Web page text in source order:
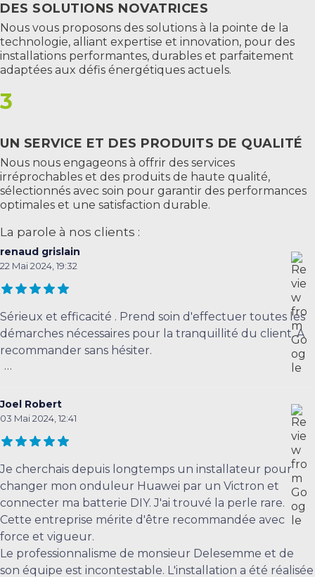
DES SOLUTIONS NOVATRICES
Nous vous proposons des solutions à la pointe de la
technologie, alliant expertise et innovation, pour des
installations performantes, durables et parfaitement
adaptées aux défis énergétiques actuels.
3
UN SERVICE ET DES PRODUITS DE QUALITÉ
Nous nous engageons à offrir des services
irréprochables et des produits de haute qualité,
sélectionnés avec soin pour garantir des performances
optimales et une satisfaction durable.
La parole à nos clients :
renaud grislain
22 Mai 2024, 19:32
Sérieux et efficacité . Prend soin d'effectuer toutes les
démarches nécessaires pour la tranquillité du client. A
recommander sans hésiter.
...
Joel Robert
03 Mai 2024, 12:41
Je cherchais depuis longtemps un installateur pour
changer mon onduleur Huawei par un Victron et
connecter ma batterie DIY. J'ai trouvé la perle rare.
Cette entreprise mérite d'être recommandée avec
force et vigueur.
Le professionnalisme de monsieur Delesemme et de
son équipe est incontestable. L'installation a été réalisée